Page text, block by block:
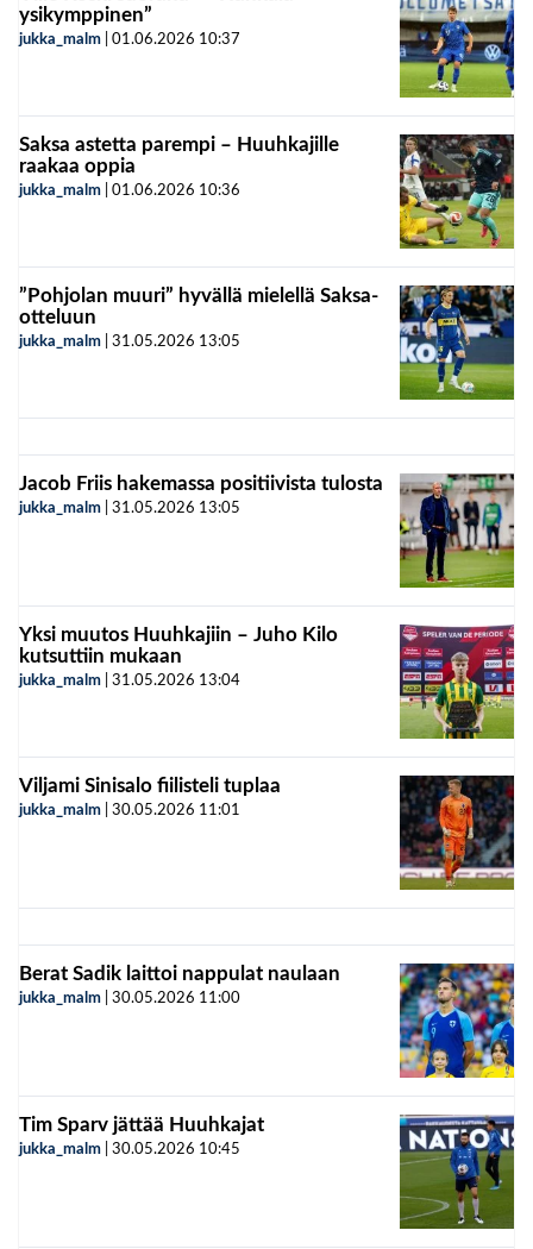
ysikymppinen”
jukka_malm 01.06.2026 10:37
Saksa astetta parempi – Huuhkajille
raakaa oppia
jukka_malm 01.06.2026 10:36
”Pohjolan muuri” hyvällä mielellä Saksa-
otteluun
jukka_malm 31.05.2026 13:05
Jacob Friis hakemassa positiivista tulosta
jukka_malm 31.05.2026 13:05
Yksi muutos Huuhkajiin – Juho Kilo
kutsuttiin mukaan
jukka_malm 31.05.2026 13:04
Viljami Sinisalo fiilisteli tuplaa
jukka_malm 30.05.2026 11:01
Berat Sadik laittoi nappulat naulaan
jukka_malm 30.05.2026 11:00
Tim Sparv jättää Huuhkajat
jukka_malm 30.05.2026 10:45